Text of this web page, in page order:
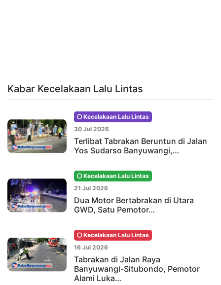
Kabar Kecelakaan Lalu Lintas
Kecelakaan Lalu Lintas
30 Jul 2026
Terlibat Tabrakan Beruntun di Jalan
Yos Sudarso Banyuwangi,…
Kecelakaan Lalu Lintas
21 Jul 2026
Dua Motor Bertabrakan di Utara
GWD, Satu Pemotor…
Kecelakaan Lalu Lintas
16 Jul 2026
Tabrakan di Jalan Raya
Banyuwangi-Situbondo, Pemotor
Alami Luka…